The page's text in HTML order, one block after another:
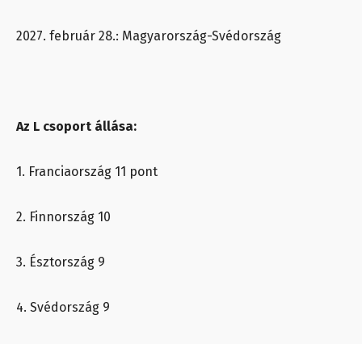
2027. február 28.: Magyarország-Svédország
Az L csoport állása:
1. Franciaország 11 pont
2. Finnország 10
3. Észtország 9
4. Svédország 9